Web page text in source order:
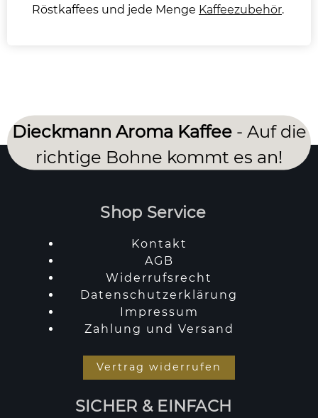
Röstkaffees und jede Menge Kaffeezubehör.
Dieckmann Aroma Kaffee- Auf die
richtige Bohne kommt es an!
Shop Service
Kontakt
AGB
Widerrufsrecht
Datenschutzerklärung
Impressum
Zahlung und Versand
Vertrag widerrufen
SICHER & EINFACH